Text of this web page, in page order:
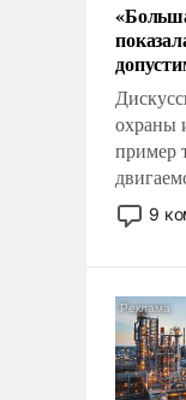
охраны
пример
назад
9